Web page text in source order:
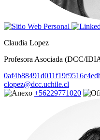
Claudia Lopez
Profesora Asociada (DCC/
clopez@dcc.uchile.cl
+56229771020